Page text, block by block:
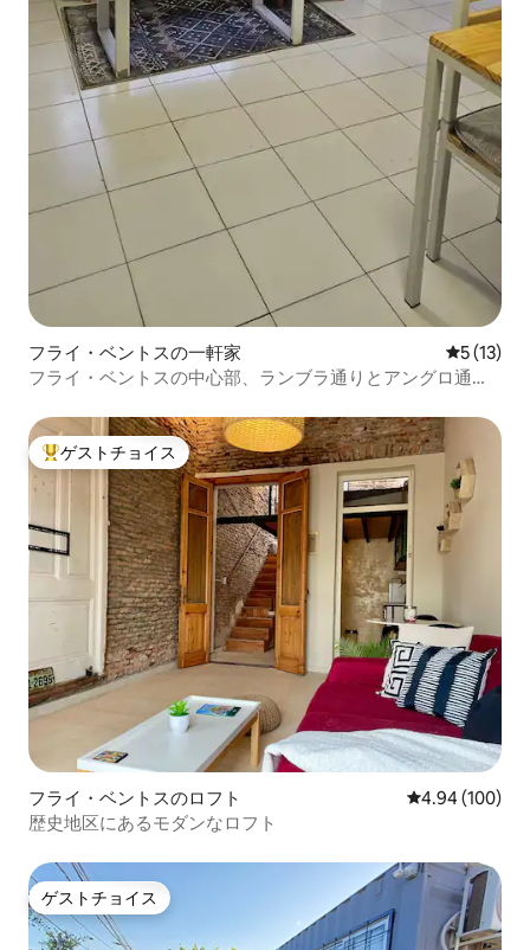
フライ・ベントスの一軒家 レビュー
5 (13)
フライ・ベントスの中心部、ランブラ通りとアングロ通り
大好評のゲストチョイスです。
ゲストチョイス
フライ・ベントスのロフト レビュー100
4.94 (100)
歴史地区にあるモダンなロフト
ゲストチョイス
ゲストチョイス